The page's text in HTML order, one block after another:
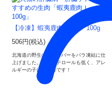
【冷凍】蝦夷鹿肉 レバー 100g
506円(税込)
北海道の野生の鹿のレバーをバラ凍結に仕
上げました。コレステロールも低く、アレ
ルギーの子にも安心です！